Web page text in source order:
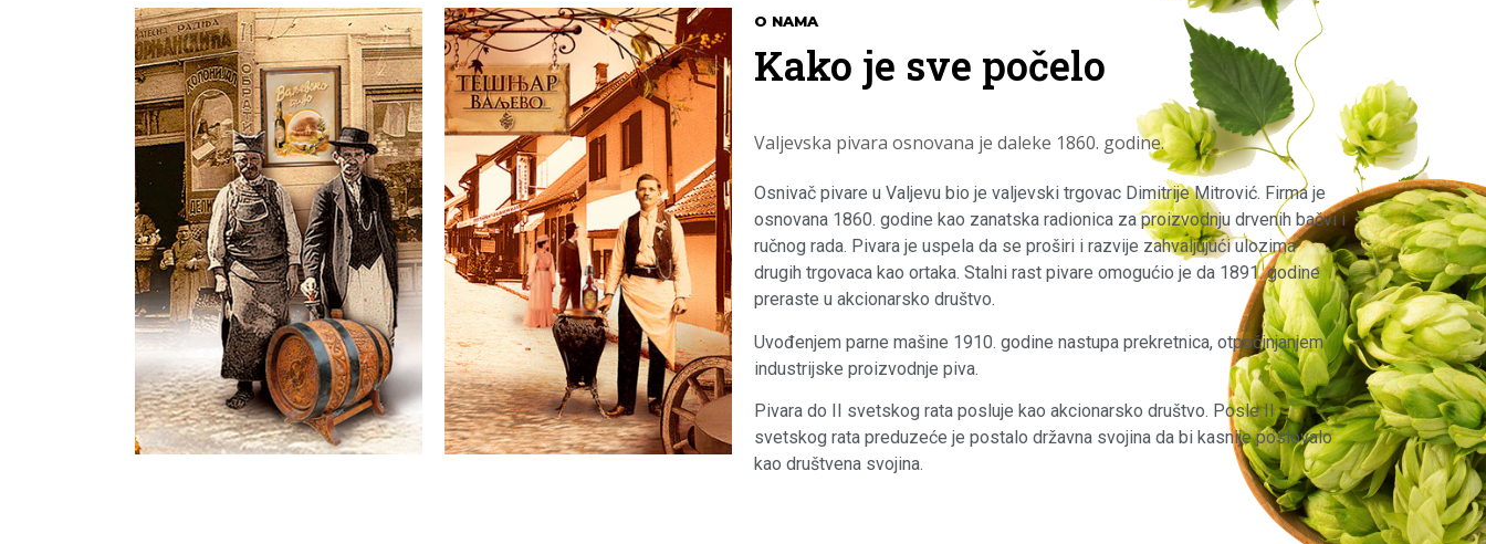
O NAMA
Kako je sve počelo
Valjevska pivara osnovana je daleke 1860. godine.
Osnivač pivare u Valjevu bio je valjevski trgovac Dimitrije Mitrović. Firma je
osnovana 1860. godine kao zanatska radionica za proizvodnju drvenih bačvi i
ručnog rada. Pivara je uspela da se proširi i razvije zahvaljujući ulozima
drugih trgovaca kao ortaka. Stalni rast pivare omogućio je da 1891. godine
preraste u akcionarsko društvo.
Uvođenjem parne mašine 1910. godine nastupa prekretnica, otpočinjanjem
industrijske proizvodnje piva.
Pivara do II svetskog rata posluje kao akcionarsko društvo. Posle II
svetskog rata preduzeće je postalo državna svojina da bi kasnije poslovalo
kao društvena svojina.